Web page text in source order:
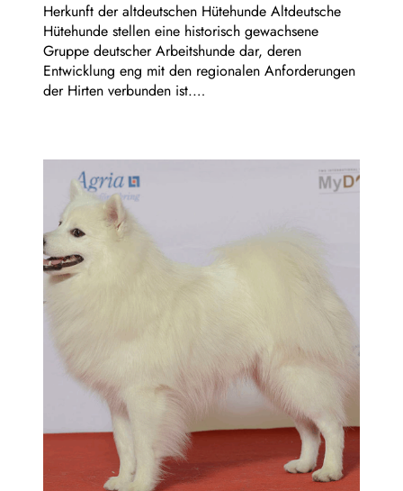
Herkunft der altdeutschen Hütehunde Altdeutsche
Hütehunde stellen eine historisch gewachsene
Gruppe deutscher Arbeitshunde dar, deren
Entwicklung eng mit den regionalen Anforderungen
der Hirten verbunden ist.…